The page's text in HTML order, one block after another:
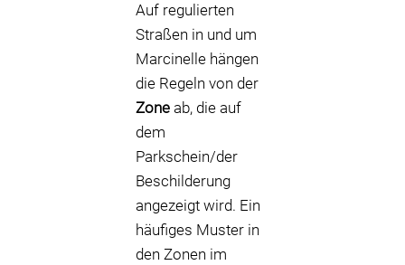
Auf regulierten
Straßen in und um
Marcinelle hängen
die Regeln von der
Zone ab, die auf
dem
Parkschein/der
Beschilderung
angezeigt wird. Ein
häufiges Muster in
den Zonen im